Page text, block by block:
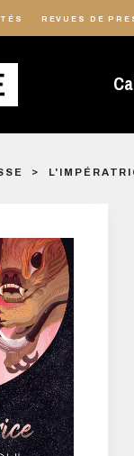
REVUES DE